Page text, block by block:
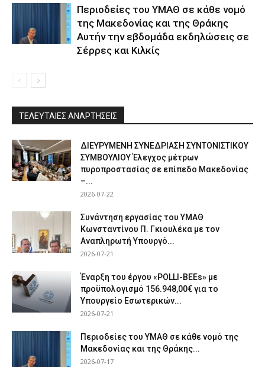
Περιοδείες του ΥΜΑΘ σε κάθε νομό
της Μακεδονίας και της Θράκης
Αυτήν την εβδομάδα εκδηλώσεις σε
Σέρρες και Κιλκίς
ΤΕΛΕΥΤΑΙΕΣ ΑΝΑΡΤΗΣΕΙΣ
ΔΙΕΥΡΥΜΕΝΗ ΣΥΝΕΔΡΙΑΣΗ ΣΥΝΤΟΝΙΣΤΙΚΟΥ
ΣΥΜΒΟΥΛΙΟΥ Έλεγχος μέτρων
πυροπροστασίας σε επίπεδο Μακεδονίας
–...
2026-07-22
Συνάντηση εργασίας του ΥΜΑΘ
Κωνσταντίνου Π. Γκιουλέκα με τον
Αναπληρωτή Υπουργό...
2026-07-21
Έναρξη του έργου «POLLI-BEEs» με
προϋπολογισμό 156.948,00€ για το
Υπουργείο Εσωτερικών...
2026-07-21
Περιοδείες του ΥΜΑΘ σε κάθε νομό της
Μακεδονίας και της Θράκης...
2026-07-17